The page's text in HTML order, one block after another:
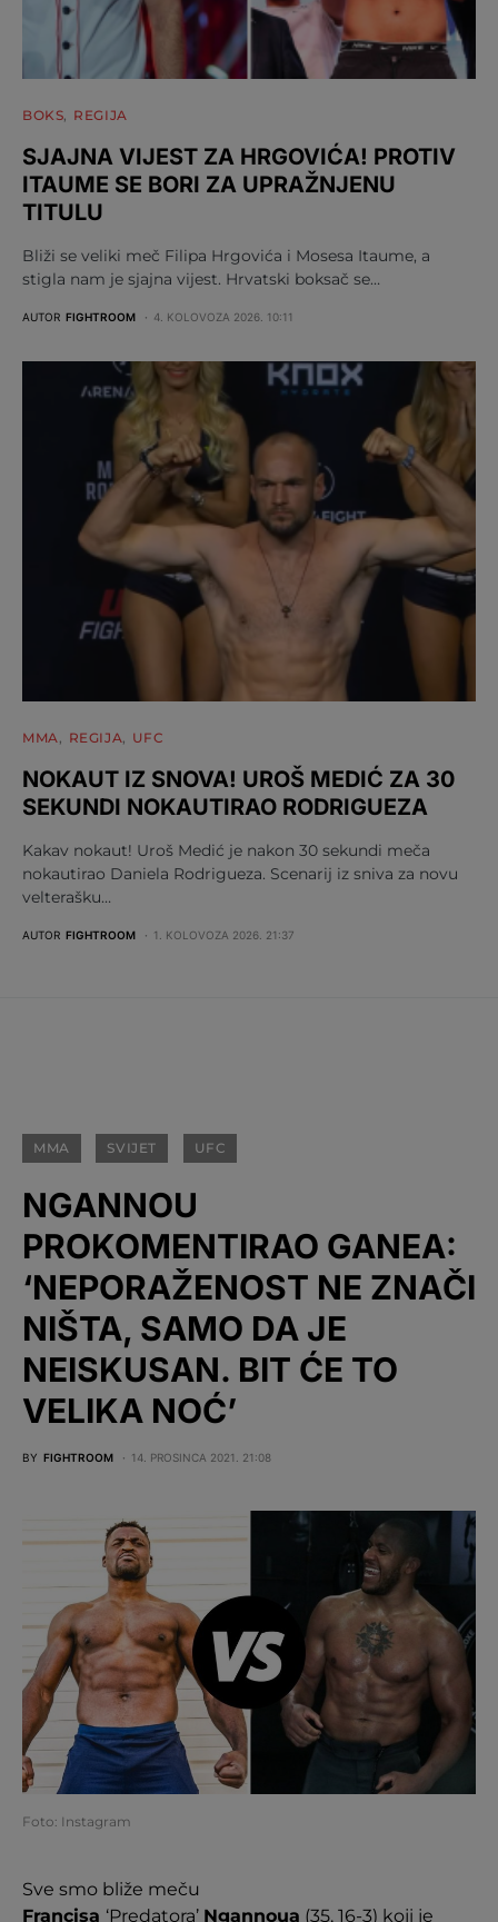
BOKS REGIJA
SJAJNA VIJEST ZA HRGOVIĆA! PROTIV
ITAUME SE BORI ZA UPRAŽNJENU
TITULU
Bliži se veliki meč Filipa Hrgovića i Mosesa Itaume, a
stigla nam je sjajna vijest. Hrvatski boksač se…
AUTOR FIGHTROOM 4. KOLOVOZA 2026. 10:11
MMA REGIJA UFC
NOKAUT IZ SNOVA! UROŠ MEDIĆ ZA 30
SEKUNDI NOKAUTIRAO RODRIGUEZA
Kakav nokaut! Uroš Medić je nakon 30 sekundi meča
nokautirao Daniela Rodrigueza. Scenarij iz sniva za novu
velterašku…
AUTOR FIGHTROOM 1. KOLOVOZA 2026. 21:37
MMA SVIJET UFC
NGANNOU
PROKOMENTIRAO GANEA:
‘NEPORAŽENOST NE ZNAČI
NIŠTA, SAMO DA JE
NEISKUSAN. BIT ĆE TO
VELIKA NOĆ’
BY FIGHTROOM 14. PROSINCA 2021. 21:08
Foto: Instagram
Sve smo bliže meču
Francisa ‘Predatora’ Ngannoua (35, 16-3) koji je